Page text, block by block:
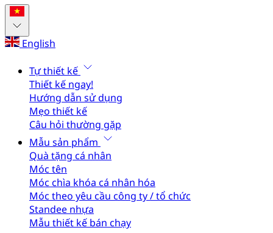
English
Tự thiết kế
Thiết kế ngay!
Hướng dẫn sử dụng
Mẹo thiết kế
Câu hỏi thường gặp
Mẫu sản phẩm
Quà tặng cá nhân
Móc tên
Móc chìa khóa cá nhân hóa
Móc theo yêu cầu công ty / tổ chức
Standee nhựa
Mẫu thiết kế bán chạy